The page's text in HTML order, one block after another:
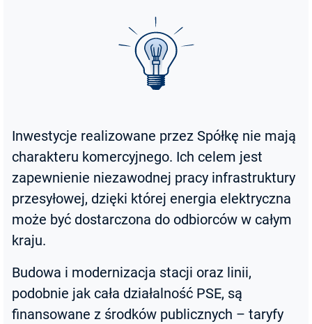
Inwestycje realizowane przez Spółkę nie mają
charakteru komercyjnego. Ich celem jest
zapewnienie niezawodnej pracy infrastruktury
przesyłowej, dzięki której energia elektryczna
może być dostarczona do odbiorców w całym
kraju.
Budowa i modernizacja stacji oraz linii,
podobnie jak cała działalność PSE, są
finansowane z środków publicznych – taryfy